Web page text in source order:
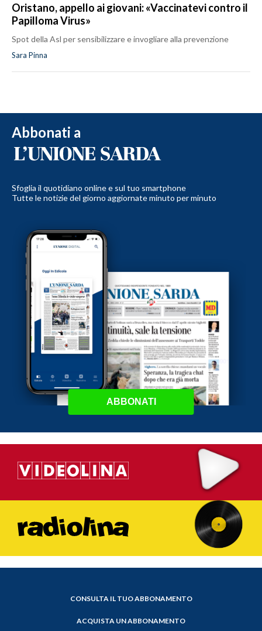
Oristano, appello ai giovani: «Vaccinatevi contro il
Papilloma Virus»
Spot della Asl per sensibilizzare e invogliare alla prevenzione
Sara Pinna
Abbonati a
Sfoglia il quotidiano online e sul tuo smartphone
Tutte le notizie del giorno aggiornate minuto per minuto
ABBONATI
CONSULTA IL TUO ABBONAMENTO
ACQUISTA UN ABBONAMENTO